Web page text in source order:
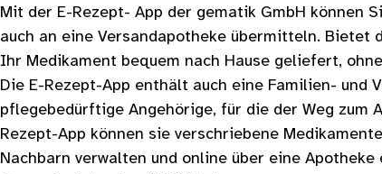
Mit der E-Rezept- App der gematik GmbH können
auch an eine Versandapotheke übermitteln. Bietet
Ihr Medikament bequem nach Hause geliefert,
Die E-Rezept-App enthält auch eine Familien- und
pflegebedürftige Angehörige, für die der Weg zum
Rezept-App können sie verschriebene
Nachbarn verwalten und online über eine